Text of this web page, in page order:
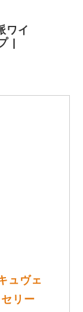
ワイ
|
ュヴェ
リー